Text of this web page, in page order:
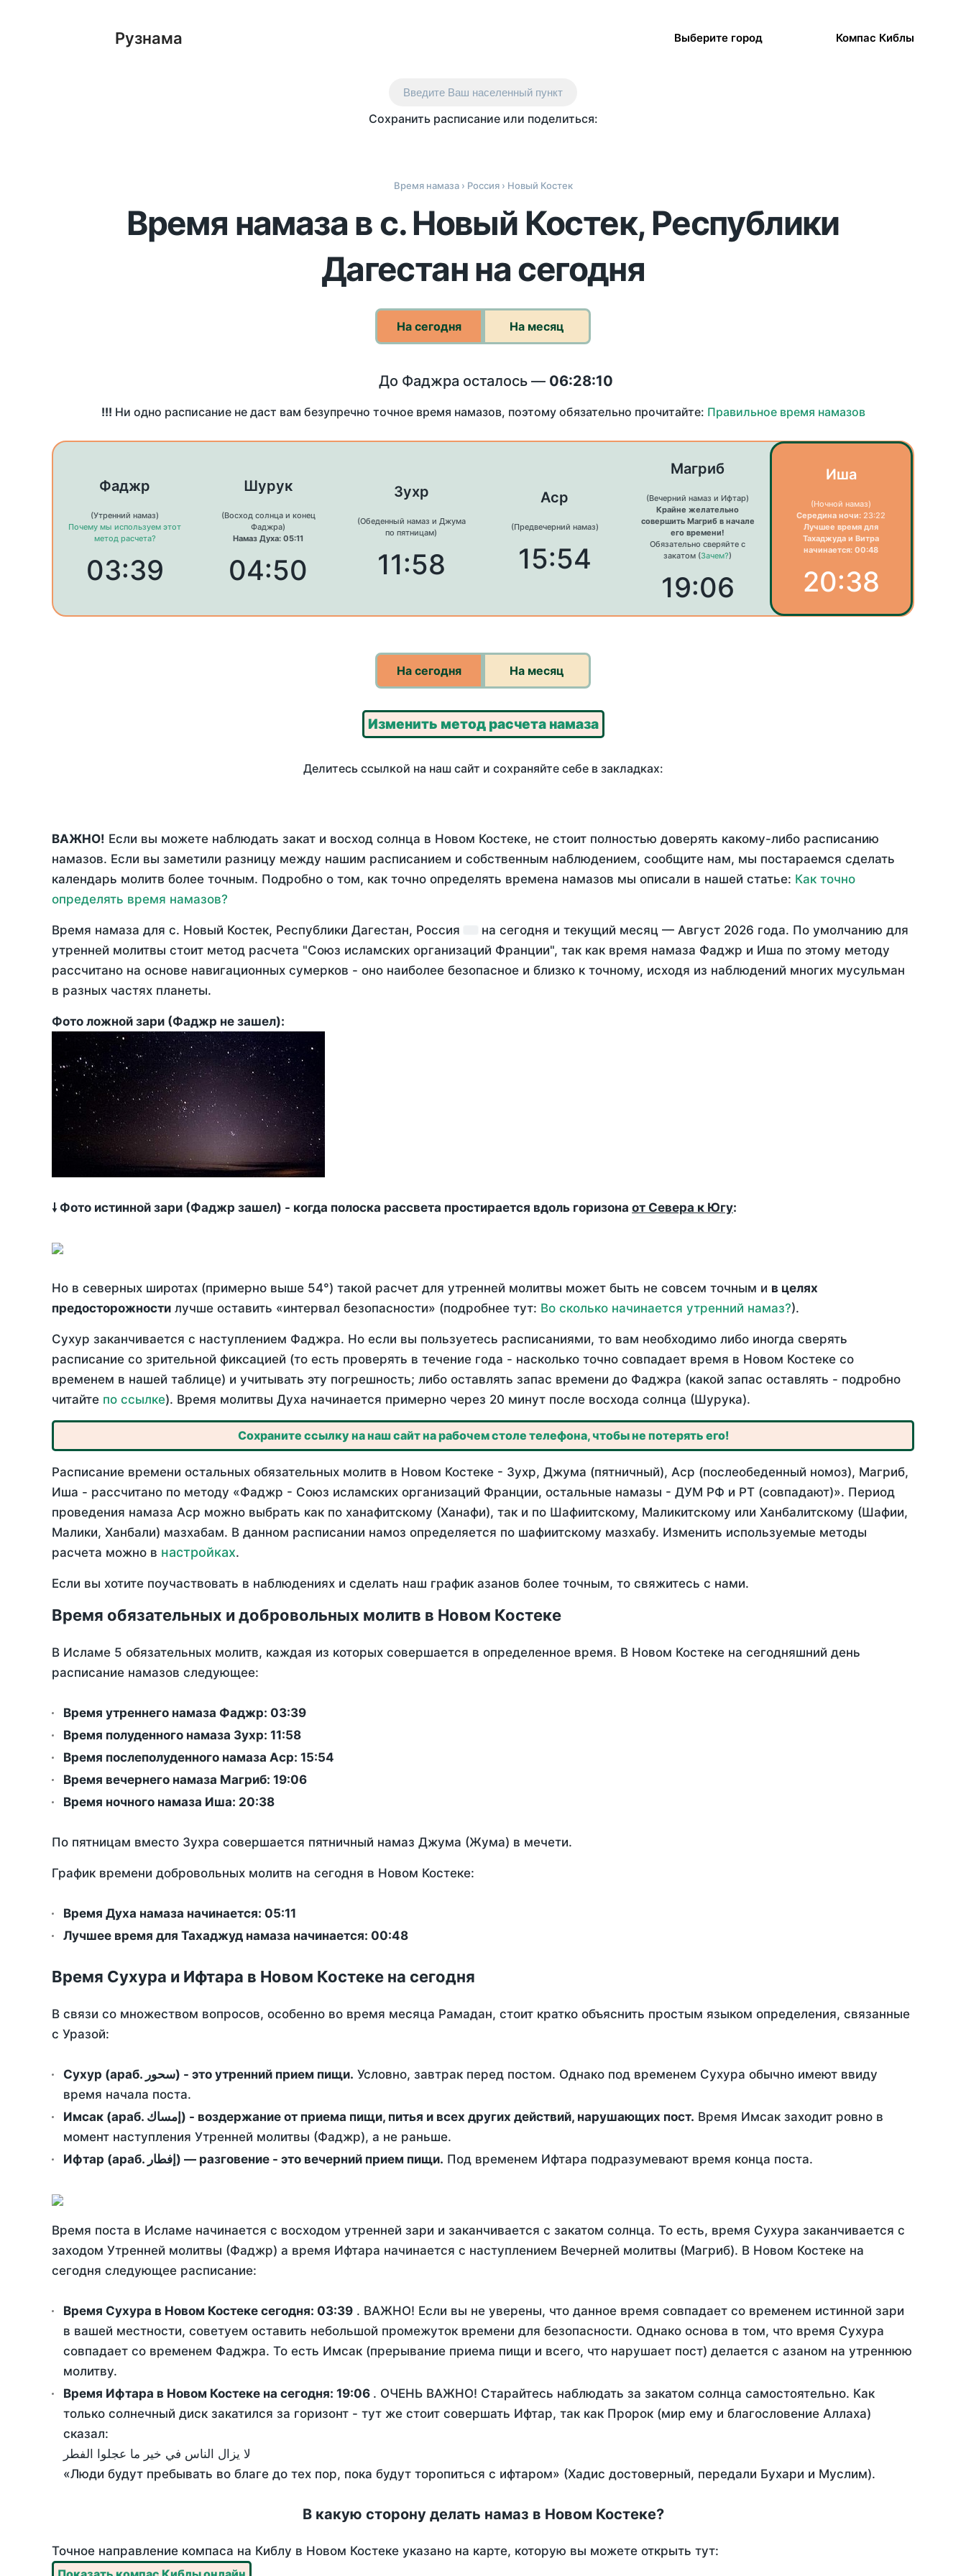
Рузнама Выберите город Компас Киблы
Введите Ваш населенный пункт
Сохранить расписание или поделиться:
Время намаза› Россия› Новый Костек
Время намаза в с. Новый Костек, Республики
Дагестан на сегодня
На сегодня На месяц
До Фаджра осталось — 06:28:10
!!! Ни одно расписание не даст вам безупречно точное время намазов, поэтому обязательно прочитайте: Правильное время намазов
Фаджр
(Утренний намаз)
Почему мы используем этот
метод расчета?
03:39
Шурук
(Восход солнца и конец
Фаджра)
Намаз Духа: 05:11
04:50
Зухр
(Обеденный намаз и Джума
по пятницам)
11:58
Аср
(Предвечерний намаз)
15:54
Магриб
(Вечерний намаз и Ифтар)
Крайне желательно
совершить Магриб в начале
его времени!
Обязательно сверяйте с
закатом (Зачем?)
19:06
Иша
(Ночной намаз)
Середина ночи: 23:22
Лучшее время для
Тахаджуда и Витра
начинается: 00:48
20:38
На сегодня На месяц
Изменить метод расчета намаза
Делитесь ссылкой на наш сайт и сохраняйте себе в закладках:
ВАЖНО! Если вы можете наблюдать закат и восход солнца в Новом Костеке, не стоит полностью доверять какому-либо расписанию
намазов. Если вы заметили разницу между нашим расписанием и собственным наблюдением, сообщите нам, мы постараемся сделать
календарь молитв более точным. Подробно о том, как точно определять времена намазов мы описали в нашей статье: Как точно
определять время намазов?
Время намаза для с. Новый Костек, Республики Дагестан, Россия на сегодня и текущий месяц — Август 2026 года. По умолчанию для
утренней молитвы стоит метод расчета "Союз исламских организаций Франции", так как время намаза Фаджр и Иша по этому методу
рассчитано на основе навигационных сумерков - оно наиболее безопасное и близко к точному, исходя из наблюдений многих мусульман
в разных частях планеты.
Фото ложной зари (Фаджр не зашел):
🠗 Фото истинной зари (Фаджр зашел) - когда полоска рассвета простирается вдоль горизона от Севера к Югу:
Но в северных широтах (примерно выше 54°) такой расчет для утренней молитвы может быть не совсем точным и в целях
предосторожности лучше оставить «интервал безопасности» (подробнее тут: Во сколько начинается утренний намаз?).
Сухур заканчивается с наступлением Фаджра. Но если вы пользуетесь расписаниями, то вам необходимо либо иногда сверять
расписание со зрительной фиксацией (то есть проверять в течение года - насколько точно совпадает время в Новом Костеке со
временем в нашей таблице) и учитывать эту погрешность; либо оставлять запас времени до Фаджра (какой запас оставлять - подробно
читайте по ссылке). Время молитвы Духа начинается примерно через 20 минут после восхода солнца (Шурука).
Сохраните ссылку на наш сайт на рабочем столе телефона, чтобы не потерять его!
Расписание времени остальных обязательных молитв в Новом Костеке - Зухр, Джума (пятничный), Аср (послеобеденный номоз), Магриб,
Иша - рассчитано по методу «Фаджр - Союз исламских организаций Франции, остальные намазы - ДУМ РФ и РТ (совпадают)». Период
проведения намаза Аср можно выбрать как по ханафитскому (Ханафи), так и по Шафиитскому, Маликитскому или Ханбалитскому (Шафии,
Малики, Ханбали) мазхабам. В данном расписании намоз определяется по шафиитскому мазхабу. Изменить используемые методы
расчета можно в настройках.
Если вы хотите поучаствовать в наблюдениях и сделать наш график азанов более точным, то свяжитесь с нами.
Время обязательных и добровольных молитв в Новом Костеке
В Исламе 5 обязательных молитв, каждая из которых совершается в определенное время. В Новом Костеке на сегодняшний день
расписание намазов следующее:
Время утреннего намаза Фаджр: 03:39
Время полуденного намаза Зухр: 11:58
Время послеполуденного намаза Аср: 15:54
Время вечернего намаза Магриб: 19:06
Время ночного намаза Иша: 20:38
По пятницам вместо Зухра совершается пятничный намаз Джума (Жума) в мечети.
График времени добровольных молитв на сегодня в Новом Костеке:
Время Духа намаза начинается: 05:11
Лучшее время для Тахаджуд намаза начинается: 00:48
Время Сухура и Ифтара в Новом Костеке на сегодня
В связи со множеством вопросов, особенно во время месяца Рамадан, стоит кратко объяснить простым языком определения, связанные
с Уразой:
Сухур (араб. سحور) - это утренний прием пищи. Условно, завтрак перед постом. Однако под временем Сухура обычно имеют ввиду
время начала поста.
Имсак (араб. إمساك) - воздержание от приема пищи, питья и всех других действий, нарушающих пост. Время Имсак заходит ровно в
момент наступления Утренней молитвы (Фаджр), а не раньше.
Ифтар (араб. إفطار) — разговение - это вечерний прием пищи. Под временем Ифтара подразумевают время конца поста.
Время поста в Исламе начинается с восходом утренней зари и заканчивается с закатом солнца. То есть, время Сухура заканчивается с
заходом Утренней молитвы (Фаджр) а время Ифтара начинается с наступлением Вечерней молитвы (Магриб). В Новом Костеке на
сегодня следующее расписание:
Время Сухура в Новом Костеке сегодня: 03:39 . ВАЖНО! Если вы не уверены, что данное время совпадает со временем истинной зари
в вашей местности, советуем оставить небольшой промежуток времени для безопасности. Однако основа в том, что время Сухура
совпадает со временем Фаджра. То есть Имсак (прерывание приема пищи и всего, что нарушает пост) делается с азаном на утреннюю
молитву.
Время Ифтара в Новом Костеке на сегодня: 19:06 . ОЧЕНЬ ВАЖНО! Старайтесь наблюдать за закатом солнца самостоятельно. Как
только солнечный диск закатился за горизонт - тут же стоит совершать Ифтар, так как Пророк (мир ему и благословение Аллаха)
сказал:
لا يزال الناس في خير ما عجلوا الفطر
«Люди будут пребывать во благе до тех пор, пока будут торопиться с ифтаром» (Хадис достоверный, передали Бухари и Муслим).
В какую сторону делать намаз в Новом Костеке?
Точное направление компаса на Киблу в Новом Костеке указано на карте, которую вы можете открыть тут: